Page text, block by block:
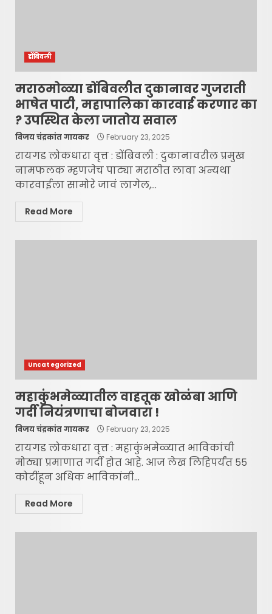
डोंबिवली
मराठमोळ्या डोंबिवलीत दुकानावर गुजराती
भाषेत पाटी, महापालिका कारवाई करणार का
? उपस्थित केला जातोय सवाल
विजय चंद्रकांत गायकर February 23, 2025
रायगड लोकधारा वृत्त : डोंबिवली : दुकानावरील प्रमुख
नामफलक म्हणजेच पाट्या मराठीत लावा अन्यथा
कारवाईला सामोरे जावं लागेल,...
Read More
Uncategorized
महाकुंभमेळ्यातील वाहतूक खोळंबा आणि
गर्दी नियंत्रणाचा बोजवारा !
विजय चंद्रकांत गायकर February 23, 2025
रायगड लोकधारा वृत्त : महाकुंभमेळ्यात भाविकांची
मोठ्या प्रमाणात गर्दी होत आहे. आज लेख लिहिपर्यंत ५५
कोटींहून अधिक भाविकांनी...
Read More